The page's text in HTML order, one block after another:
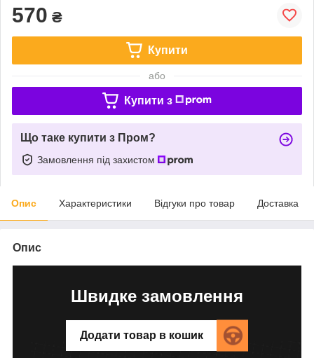
570 ₴
Купити
або
Купити з
Що таке купити з Пром?
Замовлення під захистом
Опис Характеристики Відгуки про товар Доставка
Опис
Швидке замовлення
Додати товар в кошик